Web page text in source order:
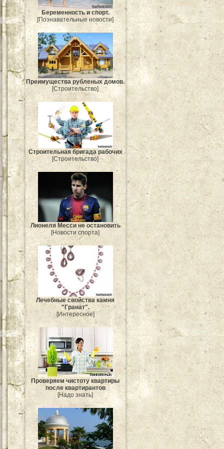
Беременность и спорт.
[Познавательные новости]
Преимущества рубленых домов.
[Строительство]
Строительная бригада рабочих
[Строительство]
Лионеля Месси не остановить
[Новости спорта]
Лечебные свойства камня
"Гранат".
[Интересное]
Проверяем чистоту квартиры
после квартирантов
[Надо знать]